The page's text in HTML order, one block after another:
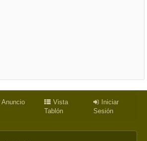
Anuncio
Vista
Tablón
Iniciar
Sesión